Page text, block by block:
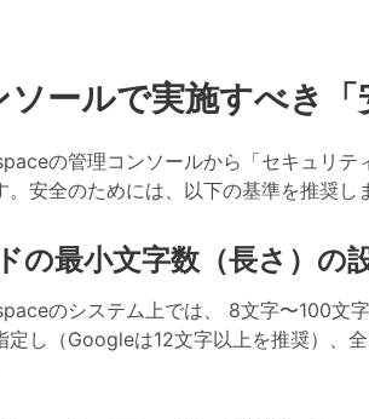
ソールで実施すべき
の管理コンソールから「セキュリ
。安全のためには、以下の基準を推奨し
の最小文字数（長さ）の
のシステム上では、 8文字〜100文
定し（Googleは12文字以上を推奨）、